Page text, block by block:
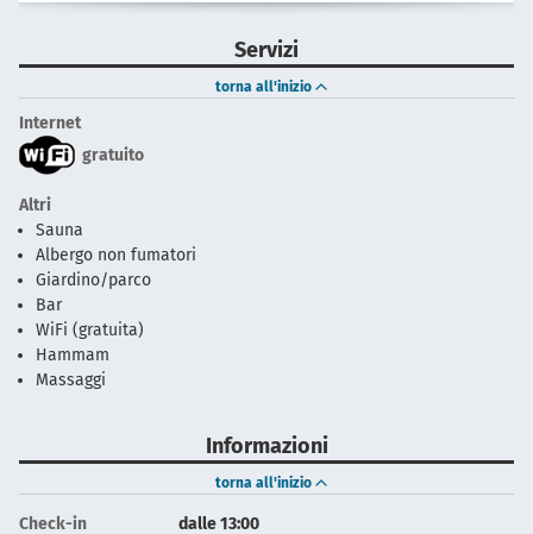
Servizi
torna all'inizio
Internet
gratuito
Altri
Sauna
Albergo non fumatori
Giardino/parco
Bar
WiFi (gratuita)
Hammam
Massaggi
Informazioni
torna all'inizio
Check-in dalle 13:00